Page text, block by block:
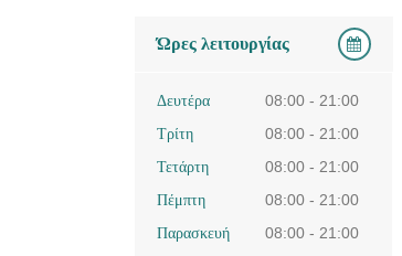
Ώρες λειτουργίας
Δευτέρα
08:00 - 21:00
Τρίτη
08:00 - 21:00
Τετάρτη
08:00 - 21:00
Πέμπτη
08:00 - 21:00
Παρασκευή
08:00 - 21:00